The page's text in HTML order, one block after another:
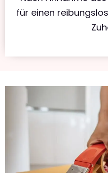
für einen